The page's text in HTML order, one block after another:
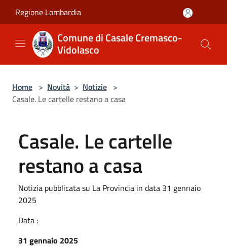
Regione Lombardia
Comune di Casale Cremasco-
Vidolasco
Home > Novità > Notizie >
Casale. Le cartelle restano a casa
Casale. Le cartelle
restano a casa
Notizia pubblicata su La Provincia in data 31 gennaio
2025
Data :
31 gennaio 2025